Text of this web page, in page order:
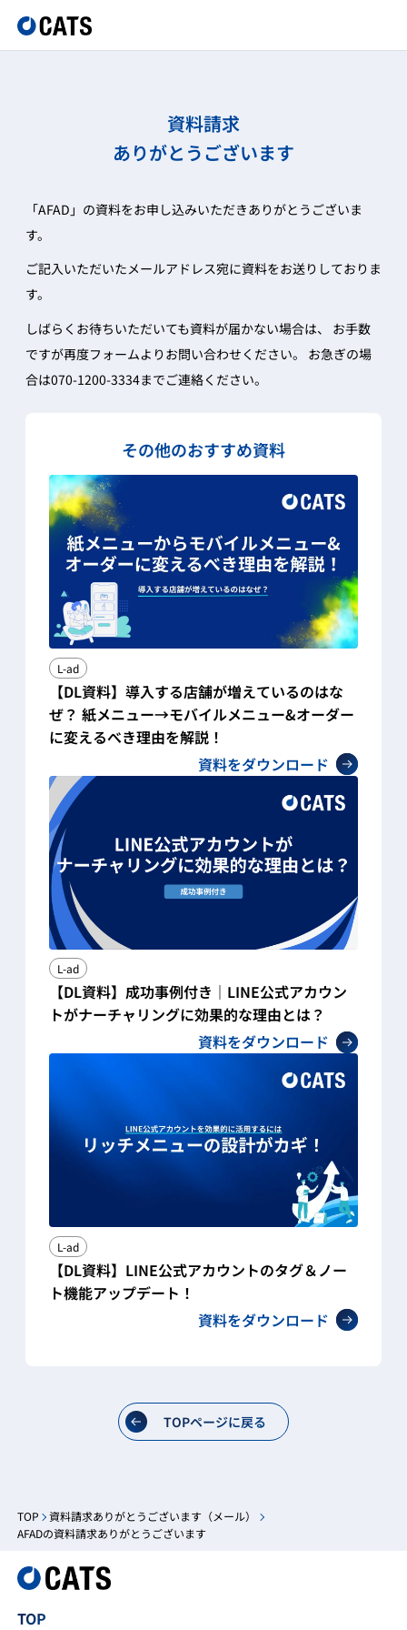
資料請求
ありがとうございます
「AFAD」の資料をお申し込みいただきありがとうございま
す。
ご記入いただいたメールアドレス宛に資料をお送りしておりま
す。
しばらくお待ちいただいても資料が届かない場合は、
お手数
ですが再度フォームよりお問い合わせください。
お急ぎの場
合は070-1200-3334までご連絡ください。
その他のおすすめ資料
L-ad
【DL資料】導入する店舗が増えているのはな
ぜ？ 紙メニュー→モバイルメニュー&オーダー
に変えるべき理由を解説！
資料をダウンロード
L-ad
【DL資料】成功事例付き｜LINE公式アカウン
トがナーチャリングに効果的な理由とは？
資料をダウンロード
L-ad
【DL資料】LINE公式アカウントのタグ＆ノー
ト機能アップデート！
資料をダウンロード
TOPページに戻る
TOP
資料請求ありがとうございます（メール）
AFADの資料請求ありがとうございます
TOP